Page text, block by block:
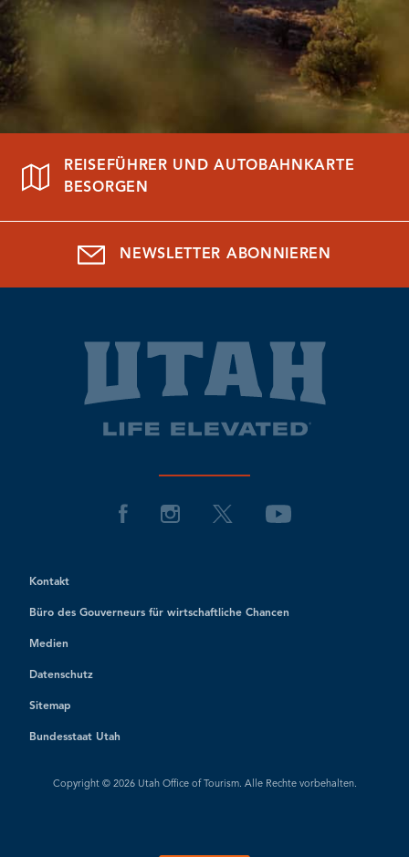
REISEFÜHRER UND AUTOBAHNKARTE
BESORGEN
NEWSLETTER ABONNIEREN
Kontakt
Büro des Gouverneurs für wirtschaftliche Chancen
Medien
Datenschutz
Sitemap
Bundesstaat Utah
Copyright © 2026 Utah Office of Tourism. Alle Rechte vorbehalten.